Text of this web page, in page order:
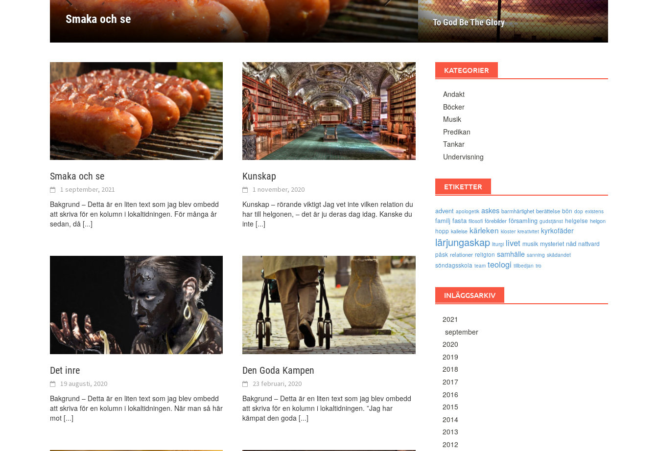
Smaka och se
Kunskap
Det inre
Den Goda Kampen
Blomstrande Gudstjänst To God Be The Glory
Smaka och se
1 september, 2021
Bakgrund – Detta är en liten text som jag blev ombedd
att skriva för en kolumn i lokaltidningen. För många år
sedan, då [...]
Kunskap
1 november, 2020
Kunskap – rörande viktigt Jag vet inte vilken relation du
har till helgonen, – det är ju deras dag idag. Kanske du
inte [...]
Det inre
19 augusti, 2020
Bakgrund – Detta är en liten text som jag blev ombedd
att skriva för en kolumn i lokaltidningen. När man så här
mot [...]
Den Goda Kampen
23 februari, 2020
Bakgrund – Detta är en liten text som jag blev ombedd
att skriva för en kolumn i lokaltidningen. ”Jag har
kämpat den goda [...]
KATEGORIER
Andakt
Böcker
Musik
Predikan
Tankar
Undervisning
ETIKETTER
advent apologetik askes barmhärtighet berättelse bön dop existens
familj fasta filosofi förebilder församling gudstjänst helgelse helgon
hopp kallelse kärleken kloster kreativitet kyrkofäder
lärjungaskap liturgi livet musik mysteriet nåd nattvard
påsk relationer religion samhälle sanning skådandet
söndagsskola team teologi tillbedjan tro
INLÄGGSARKIV
2021
september
2020
2019
2018
2017
2016
2015
2014
2013
2012